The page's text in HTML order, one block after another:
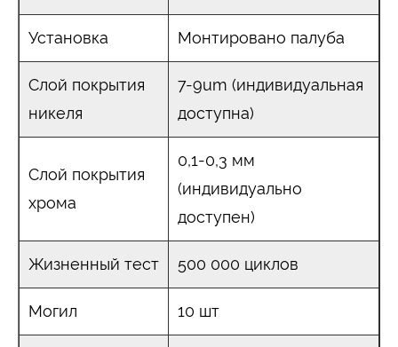
Установка Монтировано палуба
Слой покрытия
никеля
7-9um (индивидуальная
доступна)
Слой покрытия
хрома
0,1-0,3 мм
(индивидуально
доступен)
Жизненный тест 500 000 циклов
Могил 10 шт